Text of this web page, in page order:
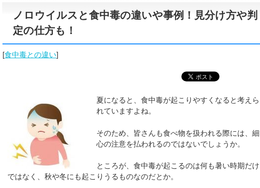
ノロウイルスと食中毒の違いや事例！見分け方や判
定の仕方も！
[食中毒との違い]
夏になると、食中毒が起こりやすくなると考えら
れていますよね。
そのため、皆さんも食べ物を扱われる際には、細
心の注意を払われるのではないでしょうか。
ところが、食中毒が起こるのは何も暑い時期だけ
ではなく、秋や冬にも起こりうるものなのだとか。